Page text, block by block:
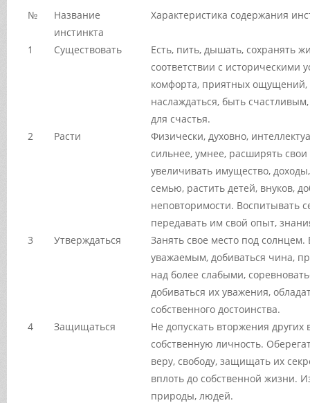
№
Название
инстинкта
Характеристика содержания
1 Существовать
Есть, пить, дышать, сохранять
соответствии с историческими
комфорта, приятных ощущений,
наслаждаться, быть
для счастья.
2
Расти
Физически, духовно,
сильнее, умнее, расширять свои
увеличивать имущество,
семью, растить детей, внуков,
неповторимости. Воспитывать
передавать им свой опыт,
3
Утверждаться
Занять свое место под
уважаемым, добиваться чина,
над более слабыми,
добиваться их уважения,
собственного достоинства.
4
Защищаться
Не допускать вторжения
собственную личность.
веру, свободу, защищать их
вплоть до собственной жизни.
природы, людей.